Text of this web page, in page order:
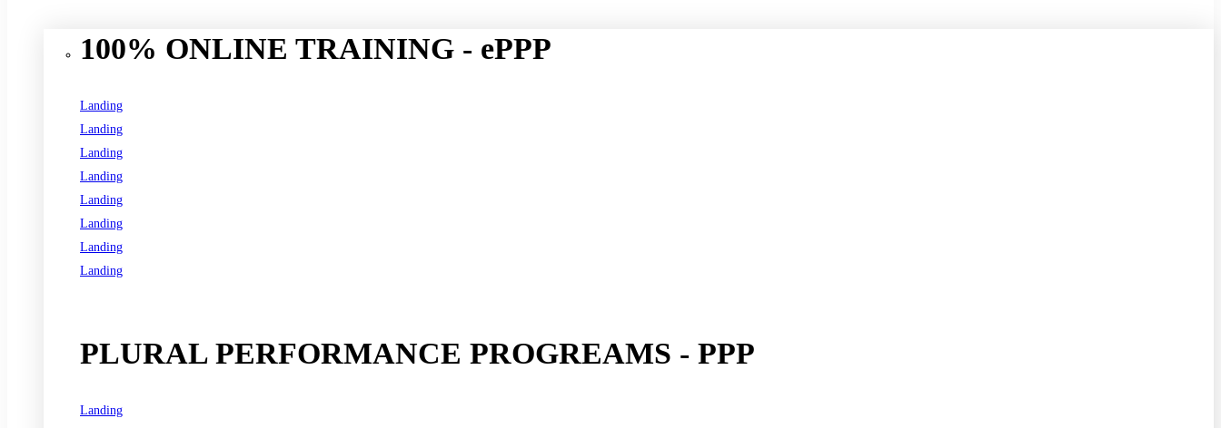
100% ONLINE TRAINING - ePPP
Landing
Landing
Landing
Landing
Landing
Landing
Landing
Landing
PLURAL PERFORMANCE PROGREAMS - PPP
Landing